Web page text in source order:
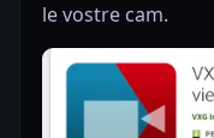
le vostre cam.